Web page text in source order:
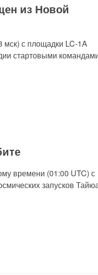
из Новой
мск) с площадки LC-1A
стартовыми
времени (01:00 UTC) с
запусков